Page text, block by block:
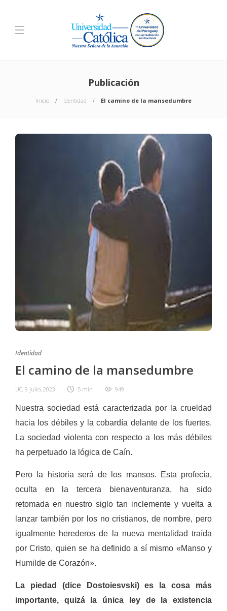
Publicación
Inicio Identidad El camino de la mansedumbre
Identidad
El camino de la mansedumbre
UC, 9 julio, 2023 5 min 949
Nuestra sociedad está carac­terizada por la crueldad
ha­cia los débiles y la cobardía delante de los fuertes.
La sociedad vio­lenta con respecto a los más débiles
ha perpetuado la lógica de Caín.
Pero la historia será de los mansos. Esta profecía,
oculta en la tercera bienaventuranza, ha sido
retomada en nuestro siglo tan inclemente y vuelta a
lanzar también por los no cristianos, de nombre, pero
igualmente herederos de la nueva mentalidad traída
por Cristo, quien se ha definido a sí mismo «Man­so y
Humilde de Corazón».
La piedad (dice Dostoiesvski) es la cosa más
importante, quizá la única ley de la existencia